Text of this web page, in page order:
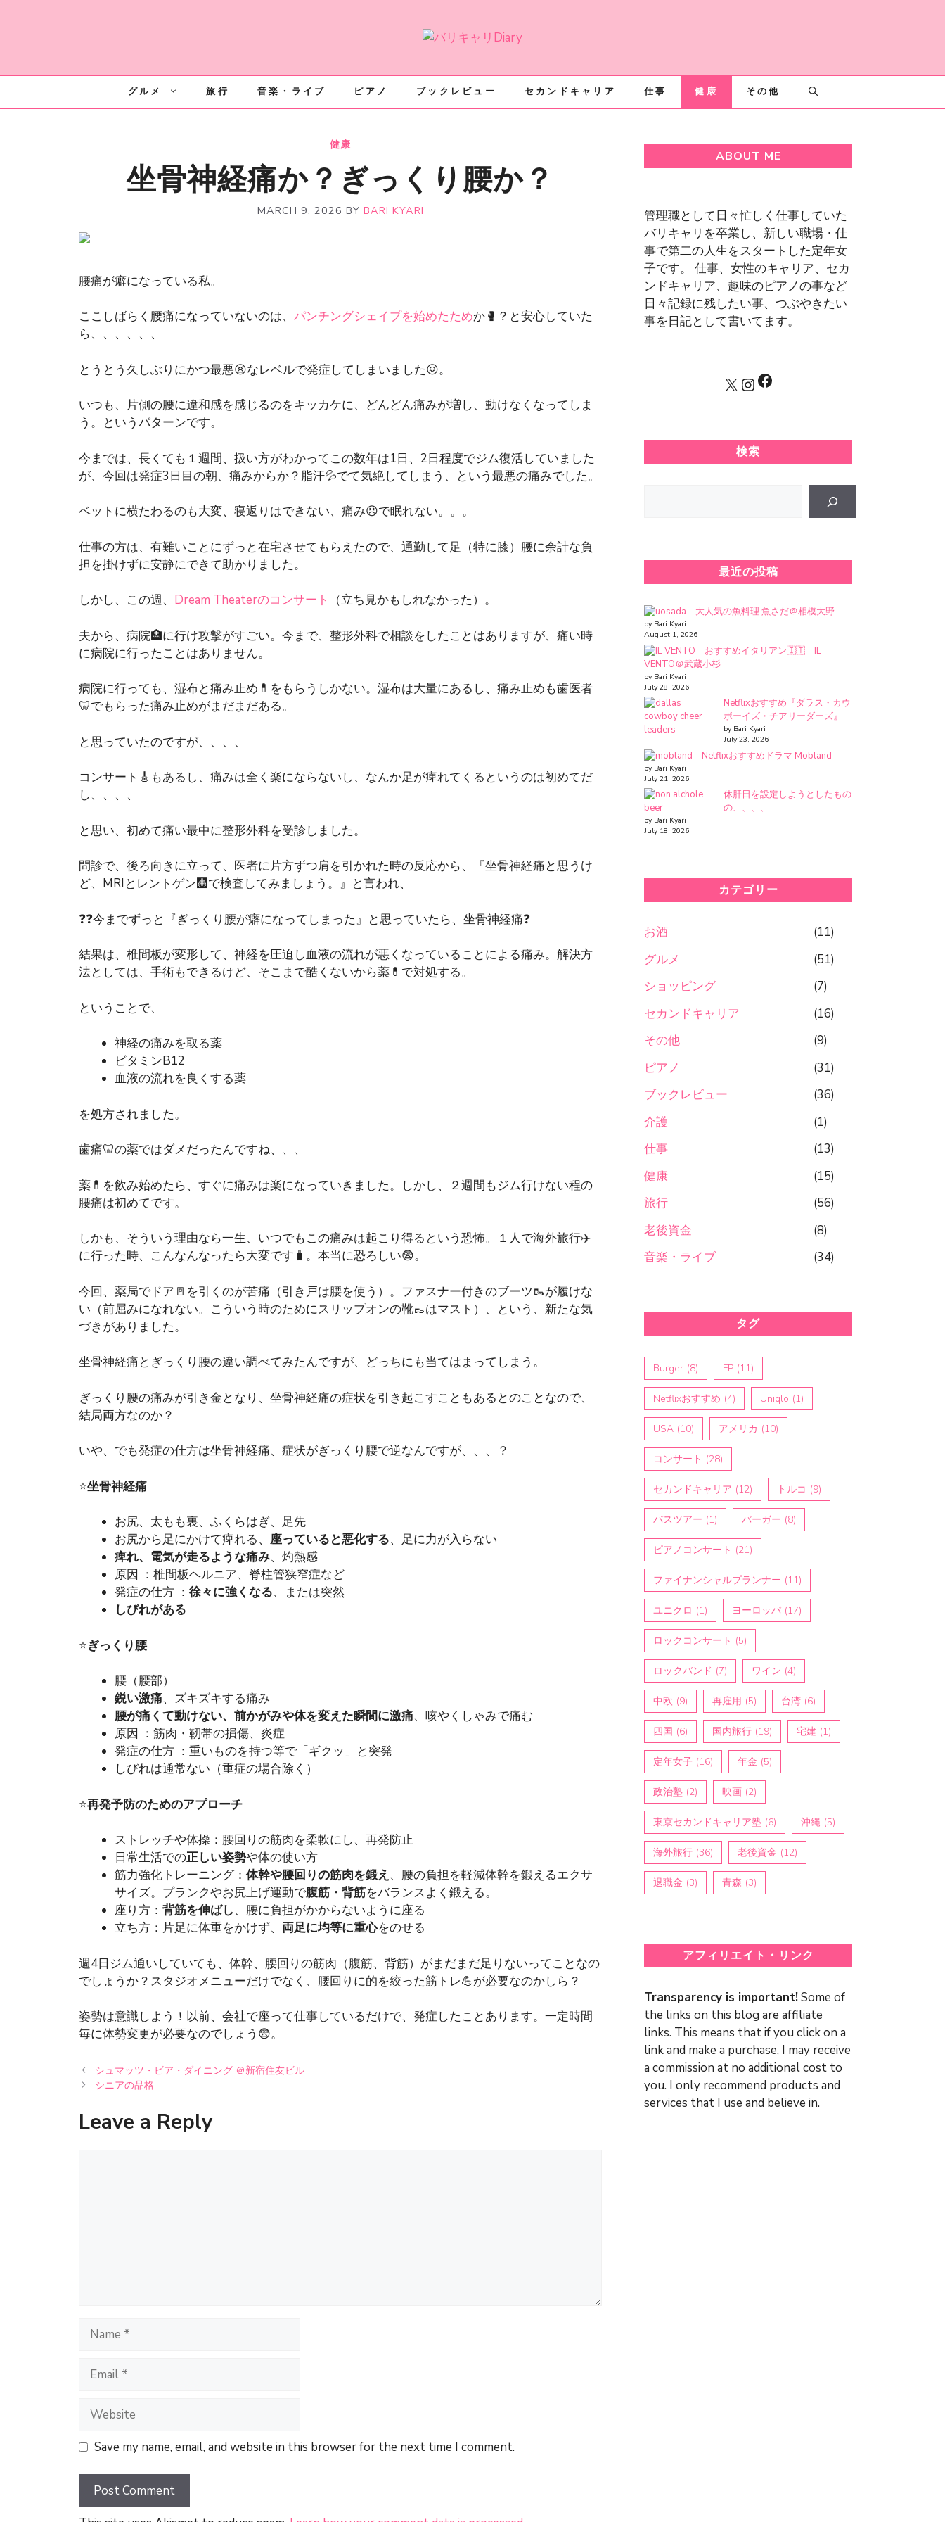
グルメ 旅行 音楽・ライブ ピアノ ブックレビュー セカンドキャリア 仕事 健康 その他
健康
坐骨神経痛か？ぎっくり腰か？
MARCH 9, 2026 BY BARI KYARI
腰痛が癖になっている私。
ここしばらく腰痛になっていないのは、 パンチングシェイプを始めたためか🥊？と安心していた
ら、、、、、、
とうとう久しぶりにかつ最悪😫なレベルで発症してしまいました😖。
いつも、片側の腰に違和感を感じるのをキッカケに、どんどん痛みが増し、動けなくなってしま
う。というパターンです。
今までは、長くても１週間、扱い方がわかってこの数年は1日、2日程度でジム復活していました
が、今回は発症3日目の朝、痛みからか？脂汗💦でて気絶してしまう、という最悪の痛みでした。
ベットに横たわるのも大変、寝返りはできない、痛み😣で眠れない。。。
仕事の方は、有難いことにずっと在宅させてもらえたので、通勤して足（特に膝）腰に余計な負
担を掛けずに安静にできて助かりました。
しかし、この週、 Dream Theaterのコンサート （立ち見かもしれなかった）。
夫から、病院🏥に行け攻撃がすごい。今まで、整形外科で相談をしたことはありますが、痛い時
に病院に行ったことはありません。
病院に行っても、湿布と痛み止め💊をもらうしかない。湿布は大量にあるし、痛み止めも歯医者
🦷でもらった痛み止めがまだまだある。
と思っていたのですが、、、、
コンサート🎸もあるし、痛みは全く楽にならないし、なんか足が痺れてくるというのは初めてだ
し、、、、
と思い、初めて痛い最中に整形外科を受診しました。
問診で、後ろ向きに立って、医者に片方ずつ肩を引かれた時の反応から、『坐骨神経痛と思うけ
ど、MRIとレントゲン🩻で検査してみましょう。』と言われ、
❓❓今までずっと『ぎっくり腰が癖になってしまった』と思っていたら、坐骨神経痛❓
結果は、椎間板が変形して、神経を圧迫し血液の流れが悪くなっていることによる痛み。解決方
法としては、手術もできるけど、そこまで酷くないから薬💊で対処する。
ということで、
神経の痛みを取る薬
ビタミンB12
血液の流れを良くする薬
を処方されました。
歯痛🦷の薬ではダメだったんですね、、、
薬💊を飲み始めたら、すぐに痛みは楽になっていきました。しかし、２週間もジム行けない程の
腰痛は初めてです。
しかも、そういう理由なら一生、いつでもこの痛みは起こり得るという恐怖。１人で海外旅行✈️
に行った時、こんなんなったら大変です🧳。本当に恐ろしい😨。
今回、薬局でドア🚪を引くのが苦痛（引き戸は腰を使う）。ファスナー付きのブーツ🥾が履けな
い（前屈みになれない。こういう時のためにスリップオンの靴👞はマスト）、という、新たな気
づきがありました。
坐骨神経痛とぎっくり腰の違い調べてみたんですが、どっちにも当てはまってしまう。
ぎっくり腰の痛みが引き金となり、坐骨神経痛の症状を引き起こすこともあるとのことなので、
結局両方なのか？
いや、でも発症の仕方は坐骨神経痛、症状がぎっくり腰で逆なんですが、、、？
⭐️坐骨神経痛
お尻、太もも裏、ふくらはぎ、足先
お尻から足にかけて痺れる、 座っていると悪化する、足に力が入らない
痺れ、電気が走るような痛み、灼熱感
原因 ：椎間板ヘルニア、脊柱管狭窄症など
発症の仕方 ： 徐々に強くなる、または突然
しびれがある
⭐️ぎっくり腰
腰（腰部）
鋭い激痛、ズキズキする痛み
腰が痛くて動けない、前かがみや体を変えた瞬間に激痛、咳やくしゃみで痛む
原因 ：筋肉・靭帯の損傷、炎症
発症の仕方 ：重いものを持つ等で「ギクッ」と突発
しびれは通常ない（重症の場合除く）
⭐️再発予防のためのアプローチ
ストレッチや体操：腰回りの筋肉を柔軟にし、再発防止
日常生活での正しい姿勢や体の使い方
筋力強化トレーニング： 体幹や腰回りの筋肉を鍛え、腰の負担を軽減体幹を鍛えるエクサ
サイズ。プランクやお尻上げ運動で腹筋・背筋をバランスよく鍛える。
座り方： 背筋を伸ばし、腰に負担がかからないように座る
立ち方：片足に体重をかけず、 両足に均等に重心をのせる
週4日ジム通いしていても、体幹、腰回りの筋肉（腹筋、背筋）がまだまだ足りないってことなの
でしょうか？スタジオメニューだけでなく、腰回りに的を絞った筋トレ💪が必要なのかしら？
姿勢は意識しよう！以前、会社で座って仕事しているだけで、発症したことあります。一定時間
毎に体勢変更が必要なのでしょう😨。
シュマッツ・ビア・ダイニング ＠新宿住友ビル
シニアの品格
Leave a Reply
Name
Email
Website
Save my name, email, and website in this browser for the next time I comment.
ABOUT ME
管理職として日々忙しく仕事していた
バリキャリを卒業し、新しい職場・仕
事で第二の人生をスタートした定年女
子です。 仕事、女性のキャリア、セカ
ンドキャリア、趣味のピアノの事など
日々記録に残したい事、つぶやきたい
事を日記として書いてます。
X Instagram
Facebook
検索
最近の投稿
大人気の魚料理 魚さだ＠相模大野
by Bari Kyari
August 1, 2026
おすすめイタリアン🇮🇹 IL
VENTO＠武蔵小杉
by Bari Kyari
July 28, 2026
Netflixおすすめ『ダラス・カウ
ボーイズ・チアリーダーズ』
by Bari Kyari
July 23, 2026
Netflixおすすめドラマ Mobland
by Bari Kyari
July 21, 2026
休肝日を設定しようとしたもの
の、、、、
by Bari Kyari
July 18, 2026
カテゴリー
お酒
(11)
グルメ
(51)
ショッピング
(7)
セカンドキャリア
(16)
その他
(9)
ピアノ
(31)
ブックレビュー
(36)
介護
(1)
仕事
(13)
健康
(15)
旅行
(56)
老後資金
(8)
音楽・ライブ
(34)
タグ
Burger (8) FP (11)
Netflixおすすめ (4) Uniqlo (1)
USA (10) アメリカ (10)
コンサート (28)
セカンドキャリア (12) トルコ (9)
バスツアー (1) バーガー (8)
ピアノコンサート (21)
ファイナンシャルプランナー (11)
ユニクロ (1) ヨーロッパ (17)
ロックコンサート (5)
ロックバンド (7) ワイン (4)
中欧 (9) 再雇用 (5) 台湾 (6)
四国 (6) 国内旅行 (19) 宅建 (1)
定年女子 (16) 年金 (5)
政治塾 (2) 映画 (2)
東京セカンドキャリア塾 (6) 沖縄 (5)
海外旅行 (36) 老後資金 (12)
退職金 (3) 青森 (3)
アフィリエイト・リンク
Transparency is important!Some of
the links on this blog are affiliate
links. This means that if you click on a
link and make a purchase, I may receive
a commission at no additional cost to
you. I only recommend products and
services that I use and believe in.